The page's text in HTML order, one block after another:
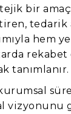
bir amaç
tedarik
hem
tanımlanır.
vizyonunu